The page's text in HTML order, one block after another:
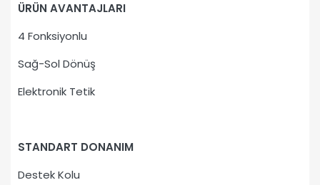
ÜRÜN AVANTAJLARI
4 Fonksiyonlu
Sağ-Sol Dönüş
Elektronik Tetik
STANDART DONANIM
Destek Kolu